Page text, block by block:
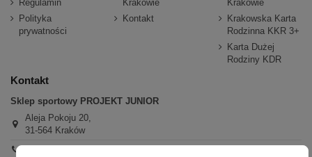
Regulamin
Polityka
prywatności
Krakowie
Kontakt
Krakowie
Krakowska Karta
Rodzinna KKR 3+
Karta Dużej
Rodziny KDR
Kontakt
Sklep sportowy PROJEKT JUNIOR
Aleja Pokoju 20,
31-564 Kraków